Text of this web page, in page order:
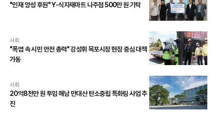
"인재 양성 후원" Y-식자재마트 나주점 500만 원 기탁
사회
"폭염 속 시민 안전 총력" 강성휘 목포시장 현장 중심 대책
가동
사회
20억8천만 원 투입 해남 만대산 탄소중립 특화림 사업 추
진